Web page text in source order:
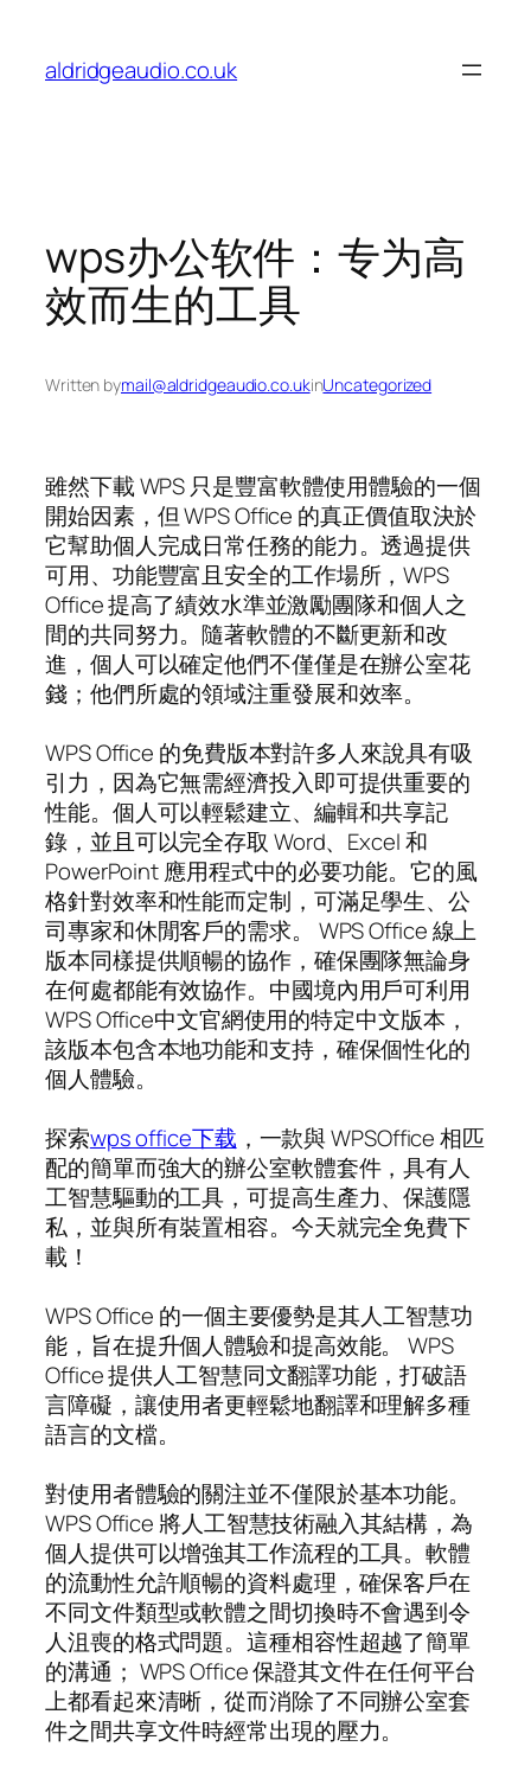
content
aldridgeaudio.co.uk
wps办公软件：专为高
效而生的工具
Written bymail@aldridgeaudio.co.ukinUncategorized
雖然下載 WPS 只是豐富軟體使用體驗的一個
開始因素，但 WPS Office 的真正價值取決於
它幫助個人完成日常任務的能力。透過提供
可用、功能豐富且安全的工作場所，WPS
Office 提高了績效水準並激勵團隊和個人之
間的共同努力。隨著軟體的不斷更新和改
進，個人可以確定他們不僅僅是在辦公室花
錢；他們所處的領域注重發展和效率。
WPS Office 的免費版本對許多人來說具有吸
引力，因為它無需經濟投入即可提供重要的
性能。個人可以輕鬆建立、編輯和共享記
錄，並且可以完全存取 Word、Excel 和
PowerPoint 應用程式中的必要功能。它的風
格針對效率和性能而定制，可滿足學生、公
司專家和休閒客戶的需求。 WPS Office 線上
版本同樣提供順暢的協作，確保團隊無論身
在何處都能有效協作。中國境內用戶可利用
WPS Office中文官網使用的特定中文版本，
該版本包含本地功能和支持，確保個性化的
個人體驗。
探索wps office下载 ，一款與 WPSOffice 相匹
配的簡單而強大的辦公室軟體套件，具有人
工智慧驅動的工具，可提高生產力、保護隱
私，並與所有裝置相容。今天就完全免費下
載！
WPS Office 的一個主要優勢是其人工智慧功
能，旨在提升個人體驗和提高效能。 WPS
Office 提供人工智慧同文翻譯功能，打破語
言障礙，讓使用者更輕鬆地翻譯和理解多種
語言的文檔。
對使用者體驗的關注並不僅限於基本功能。
WPS Office 將人工智慧技術融入其結構，為
個人提供可以增強其工作流程的工具。軟體
的流動性允許順暢的資料處理，確保客戶在
不同文件類型或軟體之間切換時不會遇到令
人沮喪的格式問題。這種相容性超越了簡單
的溝通； WPS Office 保證其文件在任何平台
上都看起來清晰，從而消除了不同辦公室套
件之間共享文件時經常出現的壓力。